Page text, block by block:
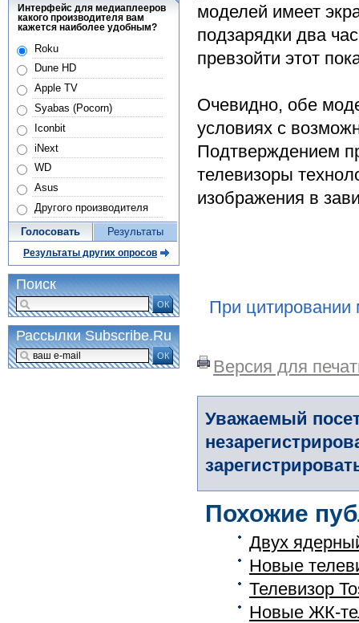
моделей имеет
подзарядки два
превзойти этот
Очевидно, обе
условиях с
Подтверждением
телевизоры
изображения в
При цитировании
Версия для
Уважаемый
Похожие
Двух
Новые
Телевизор
Новые ЖК-
Интерфейс для медиаплееров
какого производителя вам
кажется наиболее удобным?
Roku
Dune HD
Apple TV
Syabas (Pocorn)
Iconbit
iNext
WD
Asus
Другого производителя
Голосовать Результаты
Результаты других опросов
Поиск
ОК
Рассылки Subscribe.Ru
ОК